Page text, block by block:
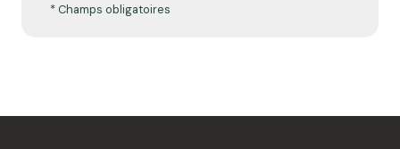
* Champs obligatoires